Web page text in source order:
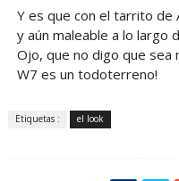
Y es que con el tarrito de
y aún maleable a lo largo
Ojo, que no digo que sea
W7 es un todoterreno!
Etiquetas : el look